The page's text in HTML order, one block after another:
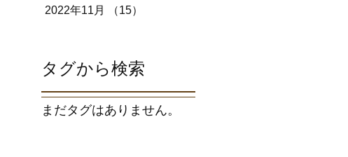
2022年11月
（15）
タグから検索
まだタグはありません。